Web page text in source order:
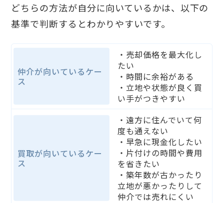
どちらの方法が自分に向いているかは、以下の
基準で判断するとわかりやすいです。
仲介が向いているケー
ス
・売却価格を最大化し
たい
・時間に余裕がある
・立地や状態が良く買
い手がつきやすい
買取が向いているケー
ス
・遠方に住んでいて何
度も通えない
・早急に現金化したい
・片付けの時間や費用
を省きたい
・築年数が古かったり
立地が悪かったりして
仲介では売れにくい